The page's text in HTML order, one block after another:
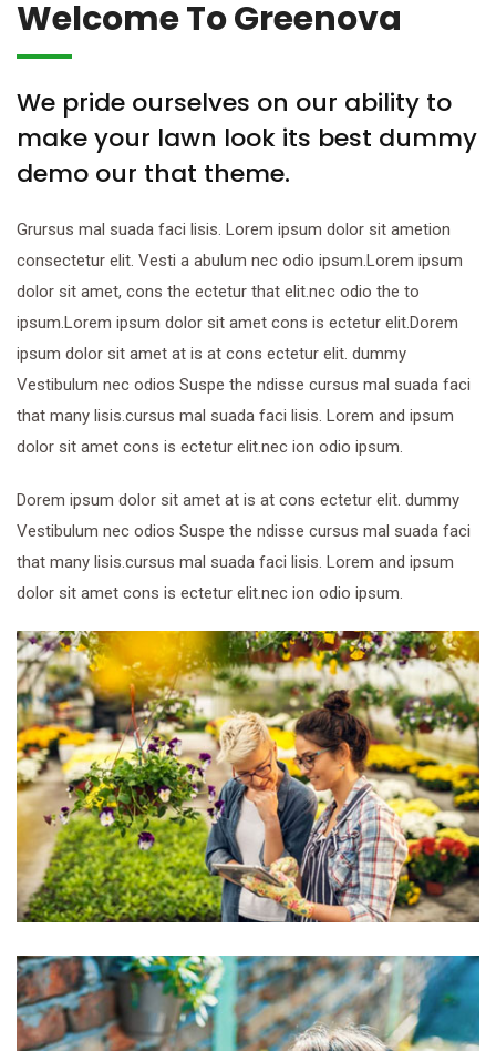
Welcome To Greenova
We pride ourselves on our ability to
make your lawn look its best dummy
demo our that theme.
Grursus mal suada faci lisis. Lorem ipsum dolor sit ametion
consectetur elit. Vesti a abulum nec odio ipsum.Lorem ipsum
dolor sit amet, cons the ectetur that elit.nec odio the to
ipsum.Lorem ipsum dolor sit amet cons is ectetur elit.Dorem
ipsum dolor sit amet at is at cons ectetur elit. dummy
Vestibulum nec odios Suspe the ndisse cursus mal suada faci
that many lisis.cursus mal suada faci lisis. Lorem and ipsum
dolor sit amet cons is ectetur elit.nec ion odio ipsum.
Dorem ipsum dolor sit amet at is at cons ectetur elit. dummy
Vestibulum nec odios Suspe the ndisse cursus mal suada faci
that many lisis.cursus mal suada faci lisis. Lorem and ipsum
dolor sit amet cons is ectetur elit.nec ion odio ipsum.